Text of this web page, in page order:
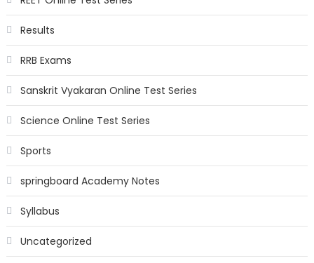
Results
RRB Exams
Sanskrit Vyakaran Online Test Series
Science Online Test Series
Sports
springboard Academy Notes
Syllabus
Uncategorized